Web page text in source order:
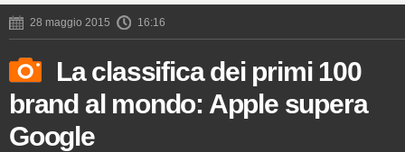
28 maggio 2015 16:16
La classifica dei primi 100
brand al mondo: Apple supera
Google